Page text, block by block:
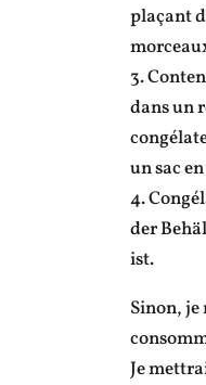
plaçant
3.
dans un
un sac
4.
der
ist.
Sinon, je
Je